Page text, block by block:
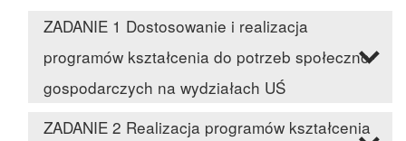
ZADANIE 1 Dostosowanie i realizacja
programów kształcenia do potrzeb społeczno-
gospodarczych na wydziałach UŚ
ZADANIE 2 Realizacja programów kształcenia